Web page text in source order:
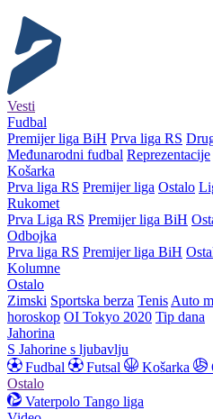
Vesti
Fudbal
Premijer liga BiH Prva liga RS
Međunarodni fudbal Reprezentacije
Košarka
Prva liga RS Premijer liga Ostalo
Rukomet
Prva Liga RS Premijer liga BiH
Odbojka
Prva liga RS Premijer liga BiH
Kolumne
Ostalo
Zimski Sportska berza Tenis Auto
horoskop OI Tokyo 2020 Tip dana
Jahorina
S Jahorine s ljubavlju
Fudbal
Futsal Košarka
Ostalo
Vaterpolo Tango liga